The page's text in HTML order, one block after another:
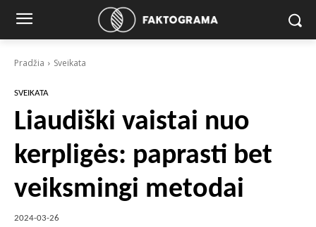
Pradžia Sveikata
SVEIKATA
Liaudiški vaistai nuo
kerpligės: paprasti bet
veiksmingi metodai
2024-03-26